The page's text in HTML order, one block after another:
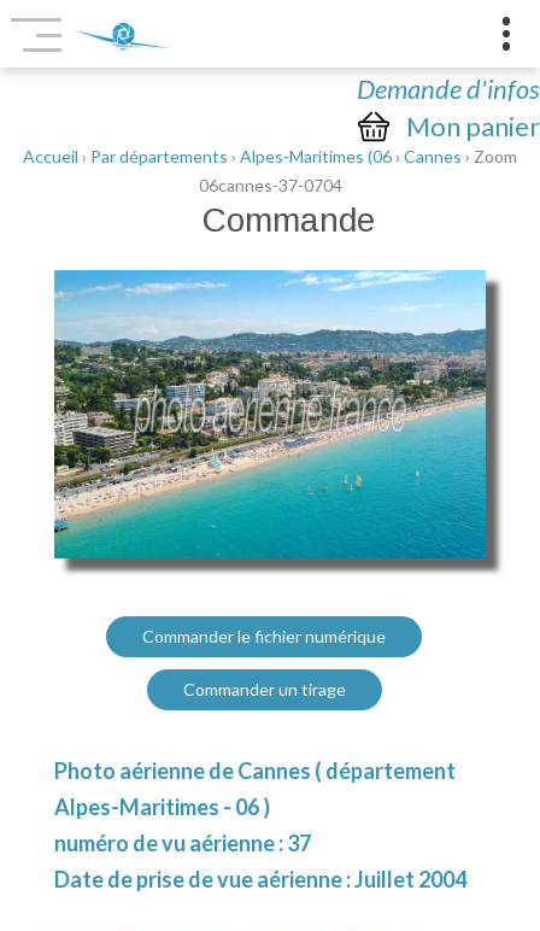
Demande d'infos
Mon panier
Accueil › Par départements › Alpes-Maritimes (06› Cannes › Zoom
06cannes-37-0704
Commande
Commander le fichier numérique
Commander un tirage
Photo aérienne de Cannes ( département
Alpes-Maritimes - 06 )
numéro de vu aérienne : 37
Date de prise de vue aérienne : Juillet 2004